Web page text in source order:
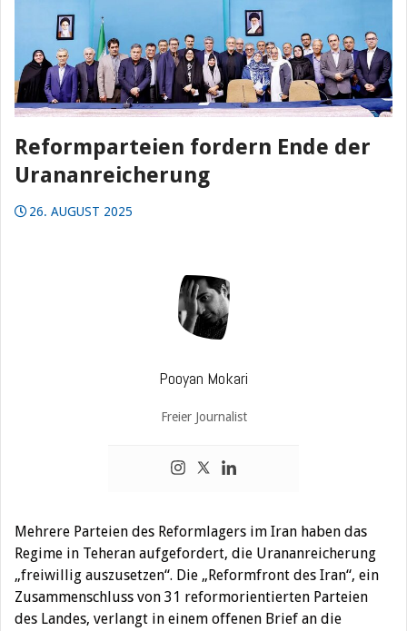
Reformparteien fordern Ende der
Urananreicherung
26. AUGUST 2025
Pooyan Mokari
Freier Journalist
Mehrere Parteien des Reformlagers im Iran haben das
Regime in Teheran aufgefordert, die Urananreicherung
„freiwillig auszusetzen“. Die „Reformfront des Iran“, ein
Zusammenschluss von 31 reformorientierten Parteien
des Landes, verlangt in einem offenen Brief an die